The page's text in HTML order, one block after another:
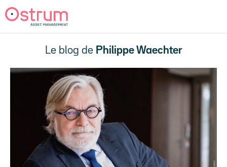
Le blog de Philippe Waechter